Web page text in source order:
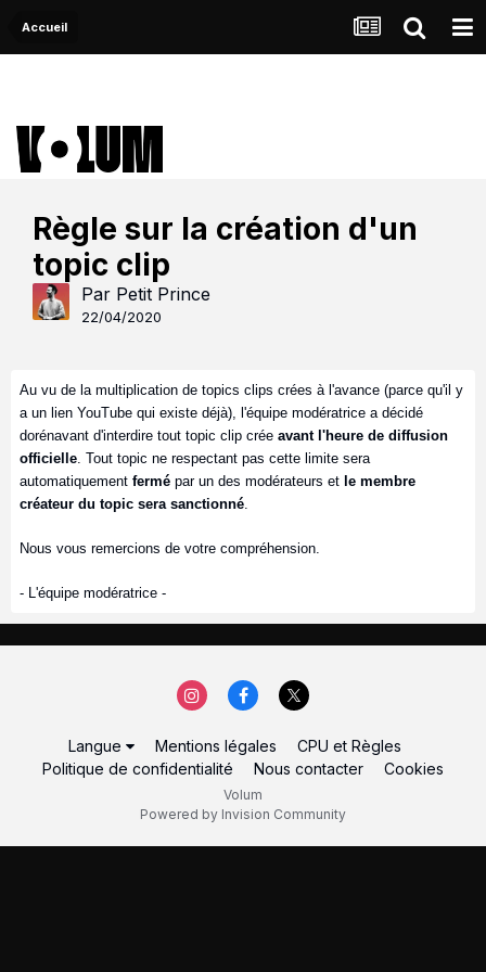
Accueil
Règle sur la création d'un
topic clip
Par Petit Prince
22/04/2020
Au vu de la multiplication de topics clips crées à l'avance (parce qu'il y
a un lien YouTube qui existe déjà), l'équipe modératrice a décidé
dorénavant d'interdire tout topic clip crée avant l'heure de diffusion
officielle. Tout topic ne respectant pas cette limite sera
automatiquement fermé par un des modérateurs et le membre
créateur du topic sera sanctionné.
Nous vous remercions de votre compréhension.
- L'équipe modératrice -
Langue Mentions légales
CPU et Règles
Politique de confidentialité
Nous contacter Cookies
Volum
Powered by Invision Community